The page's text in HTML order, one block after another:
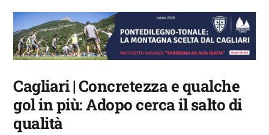
Cagliari | Concretezza e qualche
gol in più: Adopo cerca il salto di
qualità